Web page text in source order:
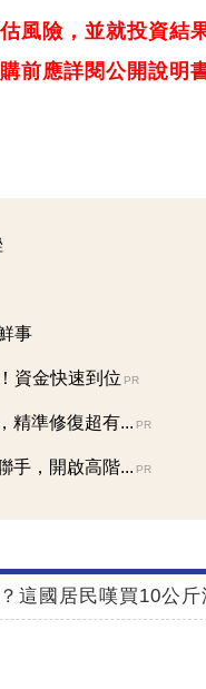
風險，並就投資結
前應詳閱公開說明書
事
資金快速到位 PR
精準修復超有... PR
手，開啟高階... PR
國居民嘆買10公斤沒味